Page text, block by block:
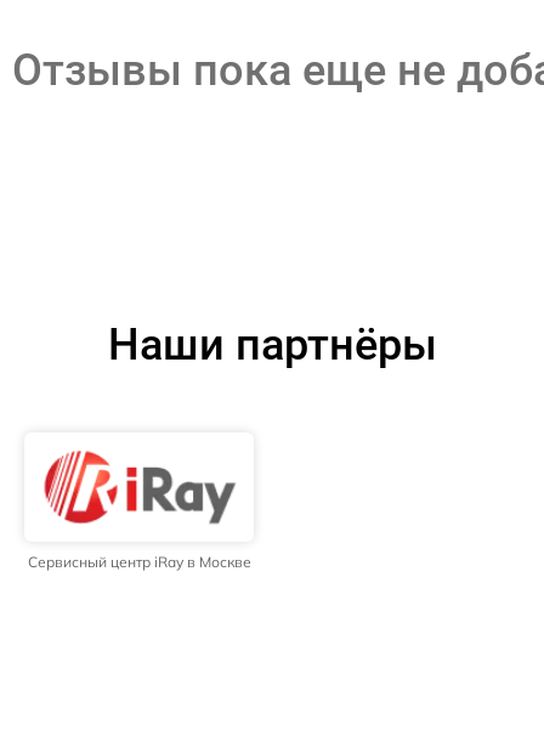
Отзывы пока еще не
Наши партнёры
Сервисный центр iRay в Москве